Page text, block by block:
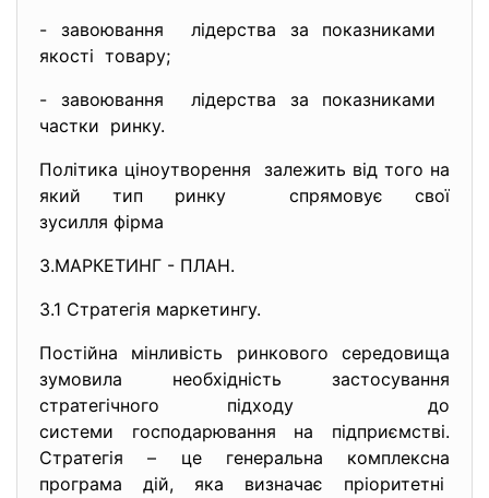
- завоювання лідерства за показниками
якості товару;
- завоювання лідерства за показниками
частки ринку.
Політика ціноутворення залежить від того на
який тип ринку спрямовує свої
зусилля фірма
3.МАРКЕТИНГ - ПЛАН.
3.1 Стратегія маркетингу.
Постійна мінливість ринкового середовища
зумовила необхідність застосування
стратегічного підходу до
системи господарювання на підприємстві.
Стратегія – це генеральна комплексна
програма дій, яка визначає пріоритетні